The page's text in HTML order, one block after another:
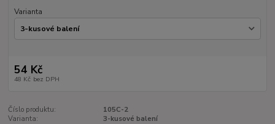
Varianta
54 Kč
48 Kč bez DPH
Číslo produktu:
105C-2
Varianta:
3-kusové balení